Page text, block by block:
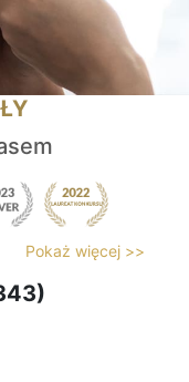
Pokaż więcej >>